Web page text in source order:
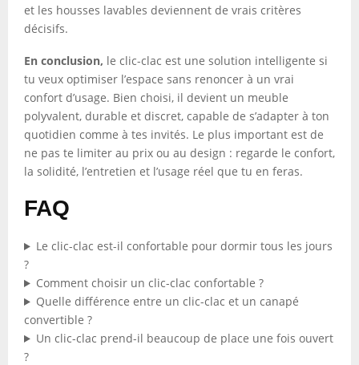
et les housses lavables deviennent de vrais critères
décisifs.
En conclusion, le clic-clac est une solution intelligente si
tu veux optimiser l’espace sans renoncer à un vrai
confort d’usage. Bien choisi, il devient un meuble
polyvalent, durable et discret, capable de s’adapter à ton
quotidien comme à tes invités. Le plus important est de
ne pas te limiter au prix ou au design : regarde le confort,
la solidité, l’entretien et l’usage réel que tu en feras.
FAQ
Le clic-clac est-il confortable pour dormir tous les jours
?
Comment choisir un clic-clac confortable ?
Quelle différence entre un clic-clac et un canapé
convertible ?
Un clic-clac prend-il beaucoup de place une fois ouvert
?